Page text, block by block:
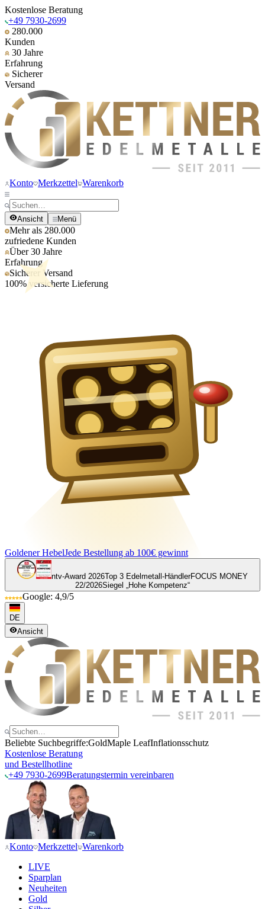
Kostenlose Beratung
+49 7930-2699
280.000
Kunden
30 Jahre
Erfahrung
Sicherer
Versand
Konto Merkzettel Warenkorb
Ansicht Menü
Mehr als 280.000
zufriedene Kunden
Über 30 Jahre
Erfahrung
Sicherer Versand
100% versicherte Lieferung
Goldener HebelJede Bestellung ab 100€ gewinnt
ntv-Award 2026Top 3 Edelmetall-HändlerFOCUS MONEY
22/2026Siegel „Hohe Kompetenz“
Google: 4,9/5
DE
Ansicht
Beliebte Suchbegriffe:GoldMaple LeafInflationsschutz
Kostenlose Beratung
und Bestellhotline
+49 7930-2699Beratungstermin vereinbaren
Konto Merkzettel Warenkorb
LIVE
Sparplan
Neuheiten
Gold